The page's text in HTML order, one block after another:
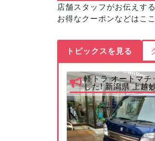
店舗スタッフがお伝えす
お得なクーポンなどはこ
トピックスを見る
軽トラ オートマチ
した! 新潟県 上越